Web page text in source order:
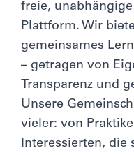
freie,
Plattform. Wir
gemeinsames
– getragen von
Transparenz und
Unsere
vieler: von
Interessierten, die